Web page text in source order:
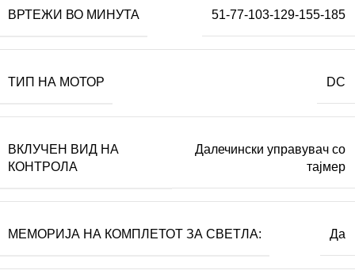
ВРТЕЖИ ВО МИНУТА 51-77-103-129-155-185
ТИП НА МОТОР DC
ВКЛУЧЕН ВИД НА
КОНТРОЛА
Далечински управувач со
тајмер
МЕМОРИЈА НА КОМПЛЕТОТ ЗА СВЕТЛА: Да